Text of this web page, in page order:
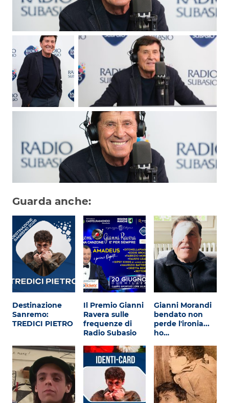
Eventi
Guarda anche:
Destinazione
Sanremo:
TREDICI PIETRO
Il Premio Gianni
Ravera sulle
frequenze di
Radio Subasio
Gianni Morandi
bendato non
perde l'ironia...
ho…